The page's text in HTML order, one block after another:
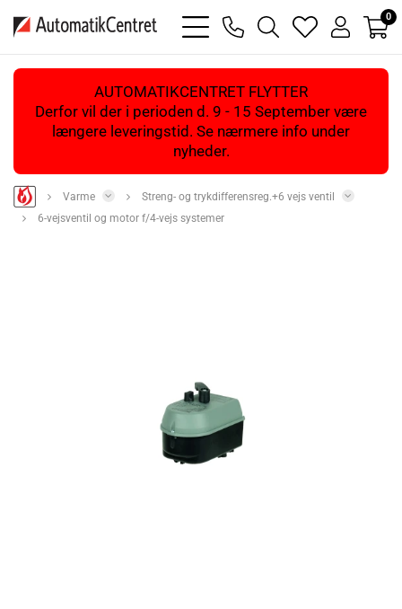
bars
light
phone
magnifying
glass
heart
light
user
light
0
AUTOMATIKCENTRET FLYTTER
Derfor vil der i perioden d. 9 - 15 September være
længere leveringstid. Se nærmere info under
nyheder.
Varme
Streng- og trykdifferensreg.+6 vejs ventil
6-vejsventil og motor f/4-vejs systemer